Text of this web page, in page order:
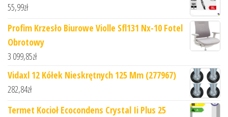
55,99zł
Profim Krzesło Biurowe Violle Sfl131 Nx-10 Fotel
Obrotowy
3 099,85zł
Vidaxl 12 Kółek Nieskrętnych 125 Mm (277967)
282,84zł
Termet Kocioł Ecocondens Crystal Ii Plus 25